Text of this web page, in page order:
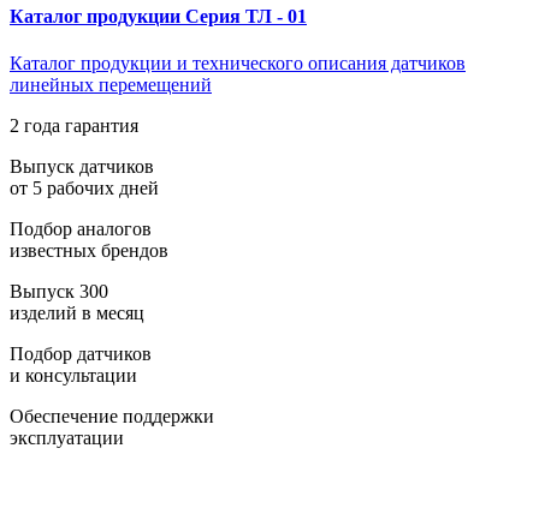
Каталог продукции Серия ТЛ - 01
Каталог продукции и технического описания датчиков
линейных перемещений
2 года гарантия
Выпуск датчиков
от 5 рабочих дней
Подбор аналогов
известных брендов
Выпуск 300
изделий в месяц
Подбор датчиков
и консультации
Обеспечение поддержки
эксплуатации